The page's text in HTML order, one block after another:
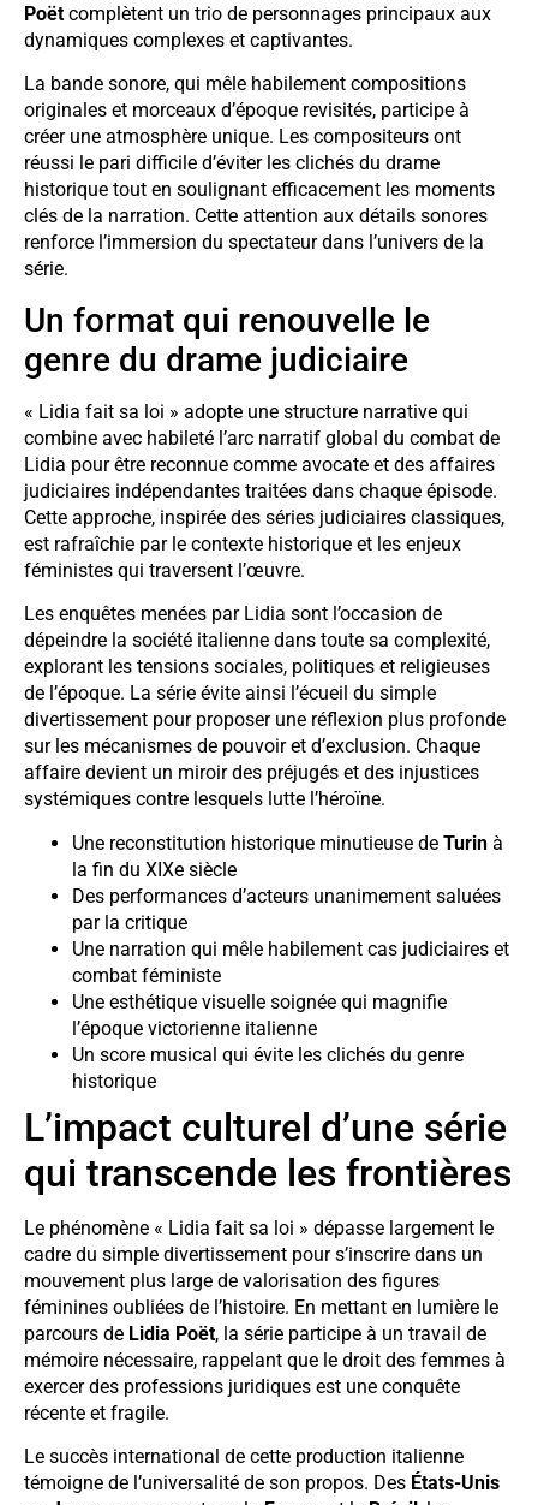
Poët complètent un trio de personnages principaux aux
dynamiques complexes et captivantes.
La bande sonore, qui mêle habilement compositions
originales et morceaux d’époque revisités, participe à
créer une atmosphère unique. Les compositeurs ont
réussi le pari difficile d’éviter les clichés du drame
historique tout en soulignant efficacement les moments
clés de la narration. Cette attention aux détails sonores
renforce l’immersion du spectateur dans l’univers de la
série.
Un format qui renouvelle le
genre du drame judiciaire
« Lidia fait sa loi » adopte une structure narrative qui
combine avec habileté l’arc narratif global du combat de
Lidia pour être reconnue comme avocate et des affaires
judiciaires indépendantes traitées dans chaque épisode.
Cette approche, inspirée des séries judiciaires classiques,
est rafraîchie par le contexte historique et les enjeux
féministes qui traversent l’œuvre.
Les enquêtes menées par Lidia sont l’occasion de
dépeindre la société italienne dans toute sa complexité,
explorant les tensions sociales, politiques et religieuses
de l’époque. La série évite ainsi l’écueil du simple
divertissement pour proposer une réflexion plus profonde
sur les mécanismes de pouvoir et d’exclusion. Chaque
affaire devient un miroir des préjugés et des injustices
systémiques contre lesquels lutte l’héroïne.
Une reconstitution historique minutieuse de Turin à
la fin du XIXe siècle
Des performances d’acteurs unanimement saluées
par la critique
Une narration qui mêle habilement cas judiciaires et
combat féministe
Une esthétique visuelle soignée qui magnifie
l’époque victorienne italienne
Un score musical qui évite les clichés du genre
historique
L’impact culturel d’une série
qui transcende les frontières
Le phénomène « Lidia fait sa loi » dépasse largement le
cadre du simple divertissement pour s’inscrire dans un
mouvement plus large de valorisation des figures
féminines oubliées de l’histoire. En mettant en lumière le
parcours de Lidia Poët, la série participe à un travail de
mémoire nécessaire, rappelant que le droit des femmes à
exercer des professions juridiques est une conquête
récente et fragile.
Le succès international de cette production italienne
témoigne de l’universalité de son propos. Des États-Unis